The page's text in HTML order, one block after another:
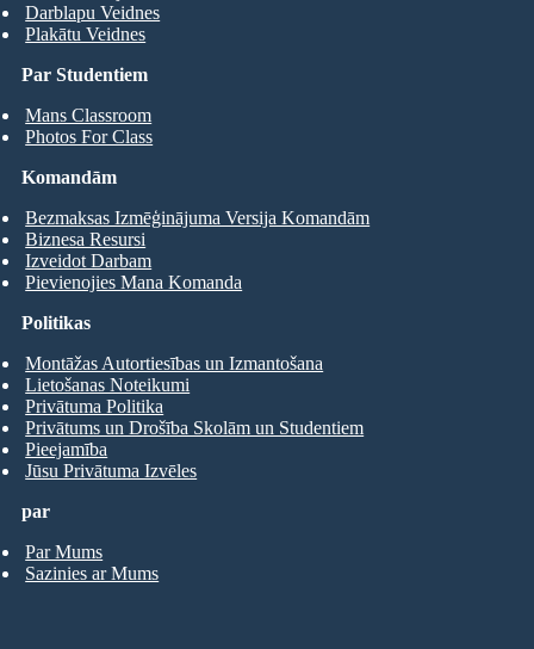
Par Studentiem
Mans Classroom
Photos For Class
Darblapu Veidnes
Plakātu Veidnes
Komandām
Bezmaksas Izmēģinājuma Versija Komandām
Biznesa Resursi
Izveidot Darbam
Pievienojies Mana Komanda
par
Par Mums
Sazinies ar Mums
Politikas
Montāžas Autortiesības un Izmantošana
Lietošanas Noteikumi
Privātuma Politika
Privātums un Drošība Skolām un Studentiem
Pieejamība
Jūsu Privātuma Izvēles